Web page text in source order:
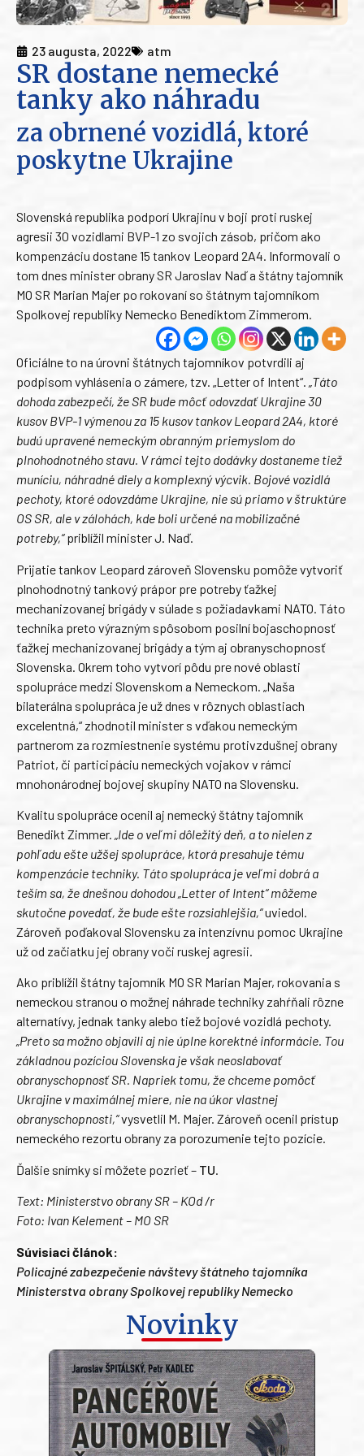
23 augusta, 2022 atm
SR dostane nemecké
tanky ako náhradu
za obrnené vozidlá, ktoré
poskytne Ukrajine
Slovenská republika podporí Ukrajinu v boji proti ruskej
agresii 30 vozidlami BVP-1 zo svojich zásob, pričom ako
kompenzáciu dostane 15 tankov Leopard 2A4. Informovali o
tom dnes minister obrany SR Jaroslav Naď a štátny tajomník
MO SR Marian Majer po rokovaní so štátnym tajomníkom
Spolkovej republiky Nemecko Benediktom Zimmerom.
Oficiálne to na úrovni štátnych tajomníkov potvrdili aj
podpisom vyhlásenia o zámere, tzv. „Letter of Intent“. „Táto
dohoda zabezpečí, že SR bude môcť odovzdať Ukrajine 30
kusov BVP-1 výmenou za 15 kusov tankov Leopard 2A4, ktoré
budú upravené nemeckým obranným priemyslom do
plnohodnotného stavu. V rámci tejto dodávky dostaneme tiež
muníciu, náhradné diely a komplexný výcvik. Bojové vozidlá
pechoty, ktoré odovzdáme Ukrajine, nie sú priamo v štruktúre
OS SR, ale v zálohách, kde boli určené na mobilizačné
potreby,“priblížil minister J. Naď.
Prijatie tankov Leopard zároveň Slovensku pomôže vytvoriť
plnohodnotný tankový prápor pre potreby ťažkej
mechanizovanej brigády v súlade s požiadavkami NATO. Táto
technika preto výrazným spôsobom posilní bojaschopnosť
ťažkej mechanizovanej brigády a tým aj obranyschopnosť
Slovenska. Okrem toho vytvorí pôdu pre nové oblasti
spolupráce medzi Slovenskom a Nemeckom. „Naša
bilaterálna spolupráca je už dnes v rôznych oblastiach
excelentná,“ zhodnotil minister s vďakou nemeckým
partnerom za rozmiestnenie systému protivzdušnej obrany
Patriot, či participáciu nemeckých vojakov v rámci
mnohonárodnej bojovej skupiny NATO na Slovensku.
Kvalitu spolupráce ocenil aj nemecký štátny tajomník
Benedikt Zimmer. „Ide o veľmi dôležitý deň, a to nielen z
pohľadu ešte užšej spolupráce, ktorá presahuje tému
kompenzácie techniky. Táto spolupráca je veľmi dobrá a
teším sa, že dnešnou dohodou „Letter of Intent“ môžeme
skutočne povedať, že bude ešte rozsiahlejšia,“uviedol.
Zároveň poďakoval Slovensku za intenzívnu pomoc Ukrajine
už od začiatku jej obrany voči ruskej agresii.
Ako priblížil štátny tajomník MO SR Marian Majer, rokovania s
nemeckou stranou o možnej náhrade techniky zahŕňali rôzne
alternatívy, jednak tanky alebo tiež bojové vozidlá pechoty.
„Preto sa možno objavili aj nie úplne korektné informácie. Tou
základnou pozíciou Slovenska je však neoslabovať
obranyschopnosť SR. Napriek tomu, že chceme pomôcť
Ukrajine v maximálnej miere, nie na úkor vlastnej
obranyschopnosti,“vysvetlil M. Majer. Zároveň ocenil prístup
nemeckého rezortu obrany za porozumenie tejto pozície.
Ďalšie snímky si môžete pozrieť – TU
Text: Ministerstvo obrany SR – KOd /r
Foto: Ivan Kelement – MO SR
Súvisiaci článok:
Policajné zabezpečenie návštevy štátneho tajomníka
Ministerstva obrany Spolkovej republiky Nemecko
Novinky